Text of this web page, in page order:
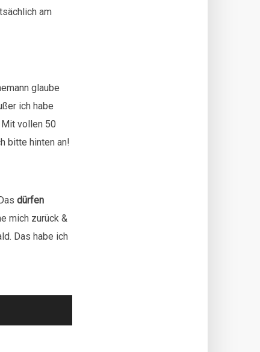
am
glaube
ich habe
vollen 50
bitte hinten an!
dürfen
mich zurück &
Das habe ich